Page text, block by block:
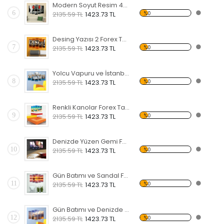
6
Modern Soyut Resim 40 Forex Tablo
2135.59 TL 1423.73 TL %0
7
Desing Yazısı 2 Forex Tablo
2135.59 TL 1423.73 TL %0
8
Yolcu Vapuru ve İstanbul Forex Tablo
2135.59 TL 1423.73 TL %0
9
Renkli Kanolar Forex Tablo
2135.59 TL 1423.73 TL %0
10
Denizde Yüzen Gemi Forex Tablo
2135.59 TL 1423.73 TL %0
11
Gün Batımı ve Sandal Forex Tablo
2135.59 TL 1423.73 TL %0
12
Gün Batımı ve Denizde Yelkenli Forex Tablo
2135.59 TL 1423.73 TL %0